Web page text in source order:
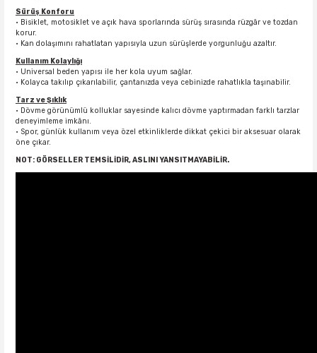
Sürüş Konforu
• Bisiklet, motosiklet ve açık hava sporlarında sürüş sırasında rüzgâr ve tozdan
korur.
• Kan dolaşımını rahatlatan yapısıyla uzun sürüşlerde yorgunluğu azaltır.
Kullanım Kolaylığı
• Universal beden yapısı ile her kola uyum sağlar.
• Kolayca takılıp çıkarılabilir, çantanızda veya cebinizde rahatlıkla taşınabilir.
Tarz ve Şıklık
• Dövme görünümlü kolluklar sayesinde kalıcı dövme yaptırmadan farklı tarzlar
deneyimleme imkânı.
• Spor, günlük kullanım veya özel etkinliklerde dikkat çekici bir aksesuar olarak
öne çıkar.
NOT: GÖRSELLER TEMSİLİDİR, ASLINI YANSITMAYABİLİR.